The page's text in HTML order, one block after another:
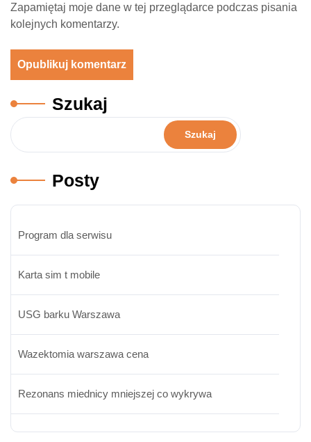
Zapamiętaj moje dane w tej przeglądarce podczas pisania
kolejnych komentarzy.
Szukaj
Szukaj
Posty
Program dla serwisu
Karta sim t mobile
USG barku Warszawa
Wazektomia warszawa cena
Rezonans miednicy mniejszej co wykrywa